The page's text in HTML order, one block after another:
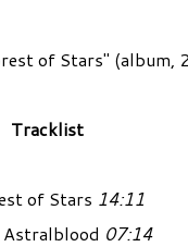
of Stars" (album,
Tracklist
of Stars 14:11
Astralblood 07:14